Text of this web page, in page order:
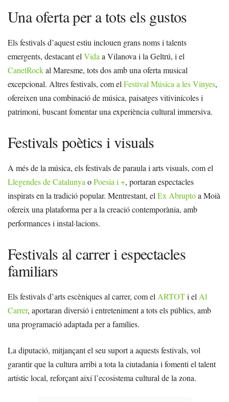
Una oferta per a tots els gustos
Els festivals d’aquest estiu inclouen grans noms i talents
emergents, destacant el Vida a Vilanova i la Geltrú, i el
CanetRockal Maresme, tots dos amb una oferta musical
excepcional. Altres festivals, com el Festival Música a les Vinyes,
ofereixen una combinació de música, paisatges vitivinícoles i
patrimoni, buscant fomentar una experiència cultural immersiva.
Festivals poètics i visuals
A més de la música, els festivals de paraula i arts visuals, com el
Llegendes de Catalunya oPoesia i +, portaran espectacles
inspirats en la tradició popular. Mentrestant, el Ex Abruptoa Moià
ofereix una plataforma per a la creació contemporània, amb
performances i instal·lacions.
Festivals al carrer i espectacles
familiars
Els festivals d’arts escèniques al carrer, com el ARTOTi el Al
Carrer, aportaran diversió i entreteniment a tots els públics, amb
una programació adaptada per a famílies.
La diputació, mitjançant el seu suport a aquests festivals, vol
garantir que la cultura arribi a tota la ciutadania i fomenti el talent
artístic local, reforçant així l’ecosistema cultural de la zona.